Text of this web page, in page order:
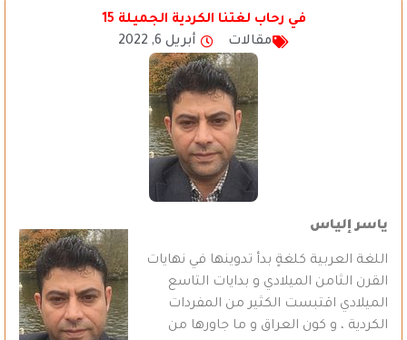
في رحاب لغتنا الكردية الجميلة 15
مقالات
أبريل 6, 2022
ياسر إلياس
اللغة العربية كلغةٍ بدأ تدوينها في نهايات
القرن الثامن الميلادي و بدايات التاسع
الميلادي اقتبست الكثير من المفردات
الكردية ، و كون العراق و ما جاورها من